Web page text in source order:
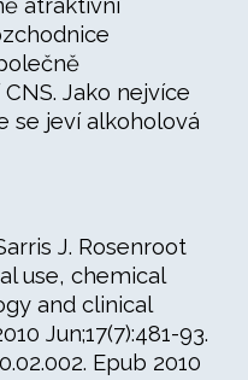
atraktivní
Jako nejvíce
se jeví alkoholová
J. Rosenroot
use, chemical
and clinical
Jun;17(7):481-93.
Epub 2010